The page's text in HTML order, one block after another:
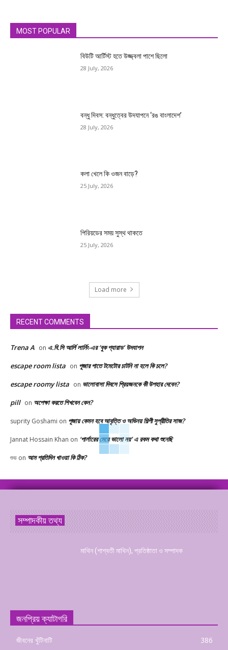
MOST POPULAR
বিউটি আর্টিস্ট হতে উজ্জ্বলা পাশে ছিলো
28 July, 2026
বন্ধু দিবস: বন্ধুত্বের উদযাপনে ‘রঙ বাংলাদেশ’
28 July, 2026
কলা খেলে কি ওজন বাড়ে?
25 July, 2026
পিরিয়ডের সময় সুস্থ থাকতে
25 July, 2026
Load more
RECENT COMMENTS
Trena A on এ.বি.সি আর্লি লার্নিং-এর ‘বুক প্যারাড’ উদযাপন
escape room lista on পূজার পাতে টমেটোর চাটনি না হলে কি চলে?
escape roomy lista on ভালোবাসা দিবসে প্রিয়জনকে কী উপহার দেবেন?
pill on অপেক্ষা করতে শিখবেন কেন?
suprity Goshami on পূজায় কেমন হবে আবৃত্তি ও অভিনয় শিল্পী সুপ্রীতির সাজ?
Jannat Hossain Khan on ‘পার্লারের মেয়ে ভালো নয়’ এ রকম কথা শুনেছি
শুভ on আম প্রতিদিন খাওয়া কি ঠিক?
সম্পাদকীয় তথ্য
মাথিন (শাশ্বতী মাথিন), প্রতিষ্ঠাতা ও সম্পাদক
জনপ্রিয় ক্যাটাগরি
জীবনের খুঁটিনাটি
386